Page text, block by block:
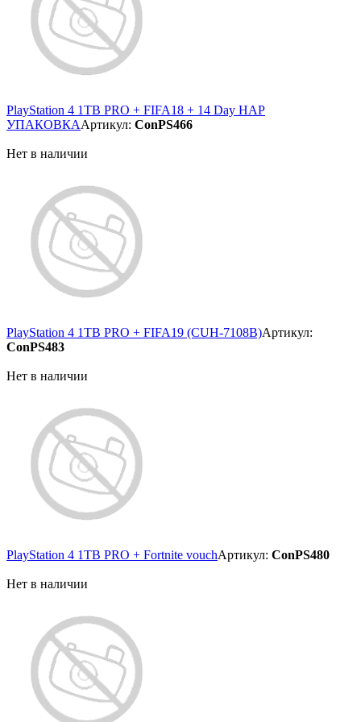
PlayStation 4 1TB PRO + FIFA18 + 14 Day НАР
УПАКОВКААртикул: ConPS466
Нет в наличии
PlayStation 4 1TB PRO + FIFA19 (CUH-7108B)Артикул:
ConPS483
Нет в наличии
PlayStation 4 1TB PRO + Fortnite vouchАртикул: ConPS480
Нет в наличии